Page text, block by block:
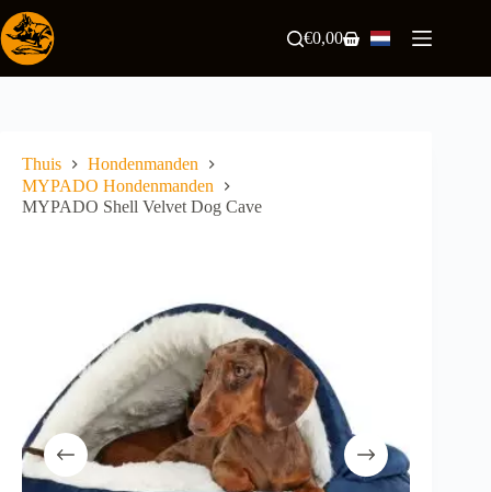
naar
de
inhoud
Winkelwagen
€0,00
Thuis
Hondenmanden
MYPADO Hondenmanden
MYPADO Shell Velvet Dog Cave